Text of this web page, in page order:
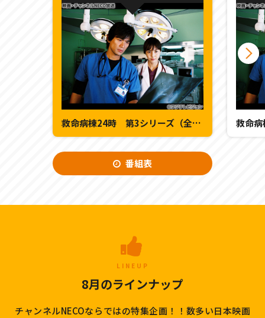
救命病棟24時 第3シリーズ（全11話） 第2話
番組表
LINEUP
8月のラインナップ
チャンネルNECOならではの特集企画！！数多い日本映画